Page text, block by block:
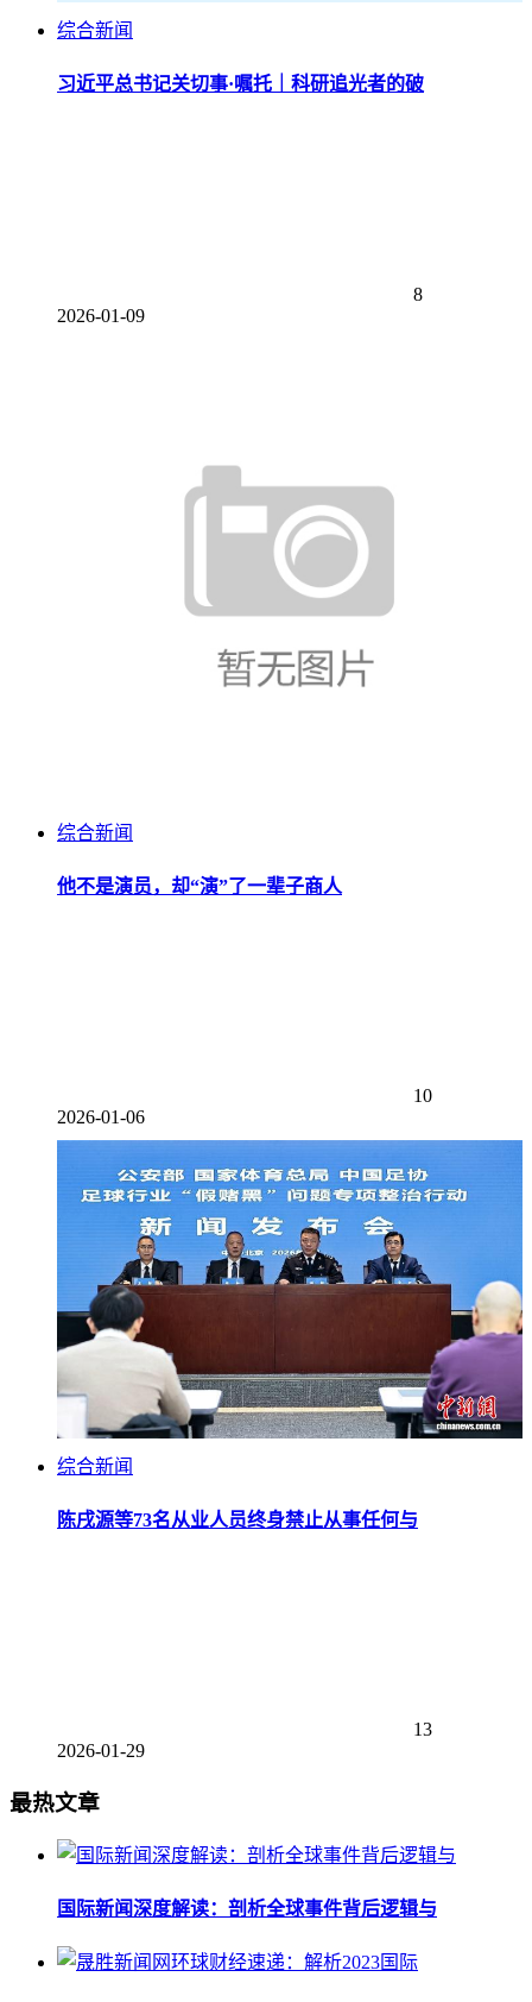
综合新闻
习近平总书记关切事·嘱托｜科研追光者的破
8
2026-01-09
综合新闻
他不是演员，却“演”了一辈子商人
10
2026-01-06
综合新闻
陈戌源等73名从业人员终身禁止从事任何与
13
2026-01-29
最热文章
国际新闻深度解读：剖析全球事件背后逻辑与